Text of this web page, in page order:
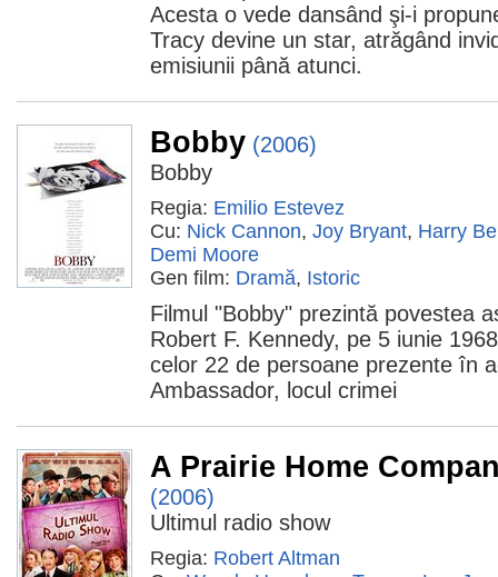
Acesta o vede dansând şi-i
Tracy devine un star, atrăgând
emisiunii până atunci.
Bobby (2006)
Bobby
Regia: Emilio Estevez
Cu: Nick Cannon, Joy Bryant, Harry
Demi Moore
Gen film: Dramă, Istoric
Filmul "Bobby" prezintă povestea
Robert F. Kennedy, pe 5 iunie
celor 22 de persoane prezente în
Ambassador, locul crimei
A Prairie Home
(2006)
Ultimul radio show
Regia: Robert Altman